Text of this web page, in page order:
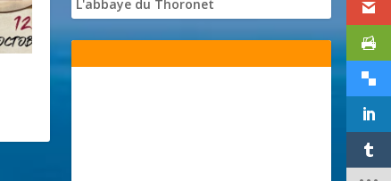
L'abbaye du Thoronet